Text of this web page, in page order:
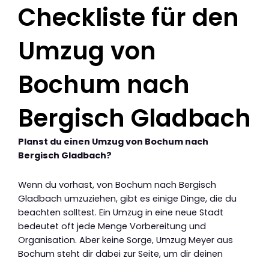
Checkliste für den
Umzug von
Bochum nach
Bergisch Gladbach
Planst du einen Umzug von Bochum nach
Bergisch Gladbach?
Wenn du vorhast, von Bochum nach Bergisch
Gladbach umzuziehen, gibt es einige Dinge, die du
beachten solltest. Ein Umzug in eine neue Stadt
bedeutet oft jede Menge Vorbereitung und
Organisation. Aber keine Sorge, Umzug Meyer aus
Bochum steht dir dabei zur Seite, um dir deinen